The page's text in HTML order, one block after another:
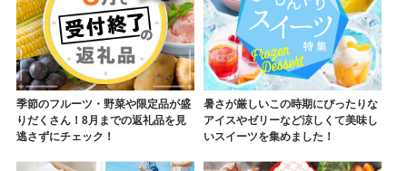
季節のフルーツ・野菜や限定品が盛
りだくさん！8月までの返礼品を見
逃さずにチェック！
暑さが厳しいこの時期にぴったりな
アイスやゼリーなど涼しくて美味し
いスイーツを集めました！